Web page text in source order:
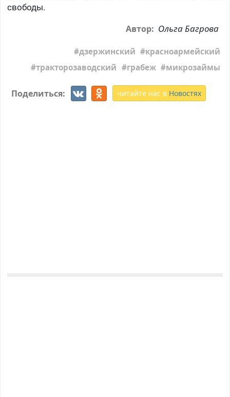
свободы.
Автор: Ольга Багрова
дзержинский
красноармейский
тракторозаводский
грабеж микрозаймы
Поделиться: читайте нас в Новостях